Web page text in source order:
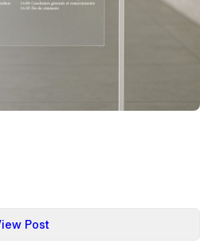
Post:
Panneau